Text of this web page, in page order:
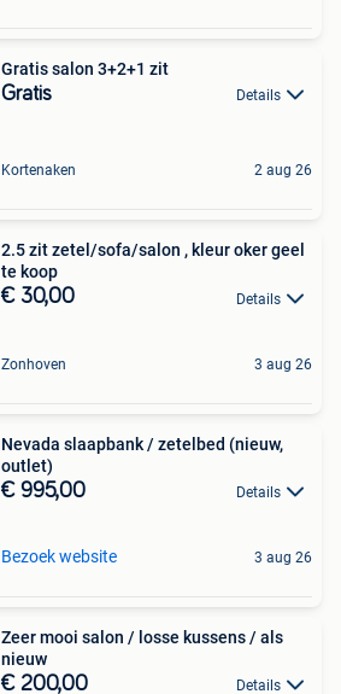
Gratis salon 3+2+1 zit
Gratis Details
Kortenaken 2 aug 26
2.5 zit zetel/sofa/salon , kleur oker geel
te koop
€ 30,00 Details
Zonhoven 3 aug 26
Nevada slaapbank / zetelbed (nieuw,
outlet)
€ 995,00 Details
Bezoek website 3 aug 26
Zeer mooi salon / losse kussens / als
nieuw
€ 200,00 Details